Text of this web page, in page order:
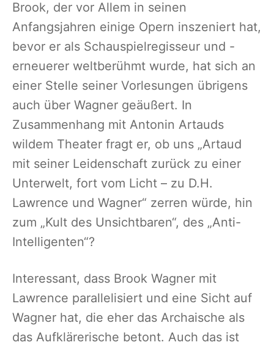
Brook, der vor Allem in seinen
Anfangsjahren einige Opern inszeniert hat,
bevor er als Schauspielregisseur und -
erneuerer weltberühmt wurde, hat sich an
einer Stelle seiner Vorlesungen übrigens
auch über Wagner geäußert. In
Zusammenhang mit Antonin Artauds
wildem Theater fragt er, ob uns „Artaud
mit seiner Leidenschaft zurück zu einer
Unterwelt, fort vom Licht – zu D.H.
Lawrence und Wagner“ zerren würde, hin
zum „Kult des Unsichtbaren“, des „Anti-
Intelligenten“?
Interessant, dass Brook Wagner mit
Lawrence parallelisiert und eine Sicht auf
Wagner hat, die eher das Archaische als
das Aufklärerische betont. Auch das ist